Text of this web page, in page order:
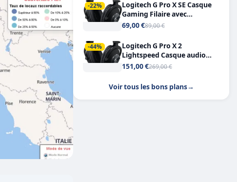
-22%
Logitech G Pro X SE Casque
Gaming Filaire avec
Microphone Micro
7.1
69,00 €89,00 €
-44%
Logitech G Pro X 2
Lightspeed Casque audio
bluetooth
151,00 €269,00 €
Voir tous les bons plans→